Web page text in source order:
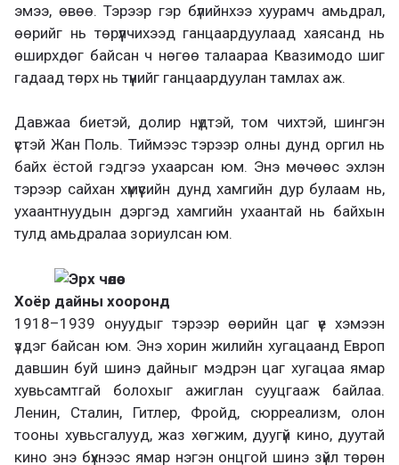
эмээ, өвөө. Тэрээр гэр бүлийнхээ хуурамч амьдрал,
өөрийг нь төрүүлчихээд ганцаардуулаад хаясанд нь
өширхдөг байсан ч нөгөө талаараа Квазимодо шиг
гадаад төрх нь түүнийг ганцаардуулан тамлах аж.
Давжаа биетэй, долир нүдтэй, том чихтэй, шингэн
үстэй Жан Поль. Тиймээс тэрээр олны дунд оргил нь
байх ёстой гэдгээ ухаарсан юм. Энэ мөчөөс эхлэн
тэрээр сайхан хүмүүсийн дунд хамгийн дур булаам нь,
ухаантнуудын дэргэд хамгийн ухаантай нь байхын
тулд амьдралаа зориулсан юм.
Хоёр дайны хооронд
1918–1939 онуудыг тэрээр өөрийн цаг үе хэмээн
үздэг байсан юм. Энэ хорин жилийн хугацаанд Европ
давшин буй шинэ дайныг мэдрэн цаг хугацаа ямар
хувьсамтгай болохыг ажиглан сууцгааж байлаа.
Ленин, Сталин, Гитлер, Фройд, сюрреализм, олон
тооны хувьсгалууд, жаз хөгжим, дуугүй кино, дуутай
кино энэ бүхнээс ямар нэгэн онцгой шинэ зүйл төрөн